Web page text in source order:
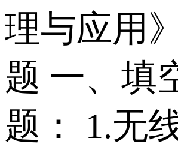
理与应用
题 一、填
题： 1.无